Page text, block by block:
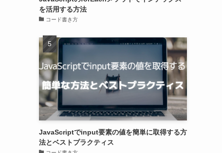
を活用する方法
コード書き方
JavaScriptでinput要素の値を簡単に取得する方
法とベストプラクティス